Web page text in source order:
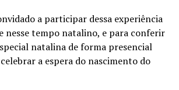
a participar dessa experiência
nesse tempo natalino, e para conferir
natalina de forma presencial
a espera do nascimento do